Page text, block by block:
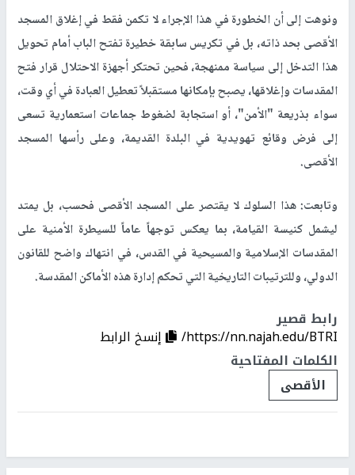
ونوهت إلى أن الخطورة في هذا الإجراء لا تكمن فقط في إغلاق المسجد
الأقصى بحد ذاته، بل في تكريس سابقة خطيرة تفتح الباب أمام تحويل
هذا التدخل إلى سياسة ممنهجة، فحين تحتكر أجهزة الاحتلال قرار فتح
المقدسات وإغلاقها، يصبح بإمكانها مستقبلاً تعطيل العبادة في أي وقت،
سواء بذريعة "الأمن"، أو استجابة لضغوط جماعات استعمارية تسعى
إلى فرض وقائع تهويدية في البلدة القديمة، وعلى رأسها المسجد
الأقصى.
وتابعت: هذا السلوك لا يقتصر على المسجد الأقصى فحسب، بل يمتد
ليشمل كنيسة القيامة، بما يعكس توجهاً عاماً للسيطرة الأمنية على
المقدسات الإسلامية والمسيحية في القدس، في انتهاك واضح للقانون
الدولي، وللترتيبات التاريخية التي تحكم إدارة هذه الأماكن المقدسة.
رابط قصير
https://nn.najah.edu/BTRI/
إنسخ الرابط
الكلمات المفتاحية
الأقصى